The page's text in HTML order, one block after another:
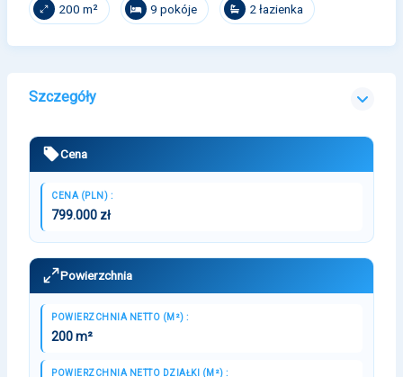
200 m² 9 pokóje 2 łazienka
Szczegóły
Cena
CENA (PLN) :
799.000 zł
Powierzchnia
POWIERZCHNIA NETTO (M²) :
200 m²
POWIERZCHNIA NETTO DZIAŁKI (M²) :